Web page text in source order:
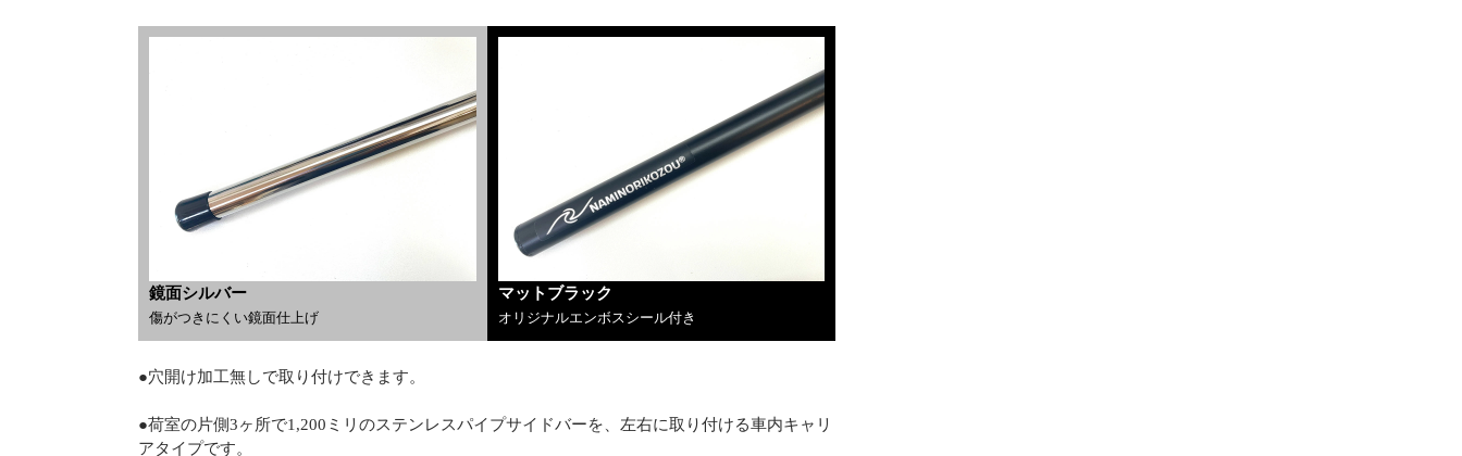
鏡面シルバー
傷がつきにくい鏡面仕上げ
マットブラック
オリジナルエンボスシール付き
●穴開け加工無しで取り付けできます。
●荷室の片側3ヶ所で1,200ミリのステンレスパイプサイドバーを、左右に取り付ける車内キャリ
アタイプです。